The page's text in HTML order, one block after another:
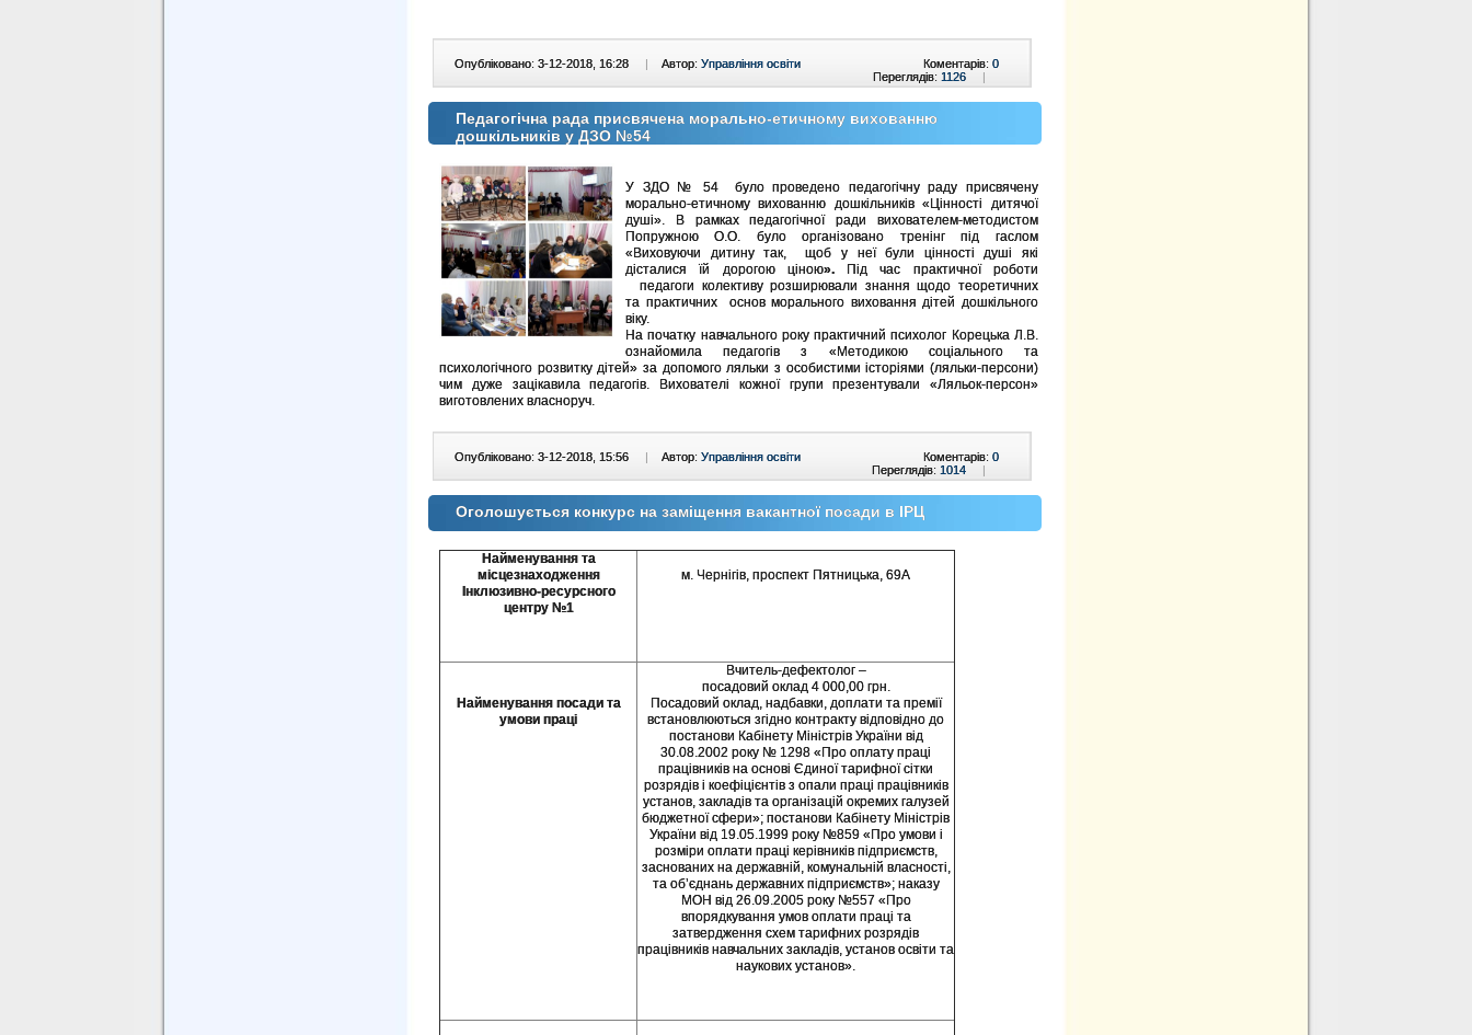
Опубліковано: 3-12-2018, 16:28 | Автор: Управління освіти Коментарів: 0
Переглядів: 1126 |
Педагогічна рада присвячена морально-етичному вихованню
дошкільників у ДЗО №54
У ЗДО № 54 було проведено педагогічну раду присвячену
морально-етичному вихованню дошкільників «Цінності дитячої
душі». В рамках педагогічної ради вихователем-методистом
Попружною О.О. було організовано тренінг під гаслом
«Виховуючи дитину так, щоб у неї були цінності душі які
дісталися їй дорогою ціною». Під час практичної роботи
педагоги колективу розширювали знання щодо теоретичних
та практичних основ морального виховання дітей дошкільного
віку.
На початку навчального року практичний психолог Корецька Л.В.
ознайомила педагогів з «Методикою соціального та
психологічного розвитку дітей» за допомого ляльки з особистими історіями (ляльки-персони)
чим дуже зацікавила педагогів. Вихователі кожної групи презентували «Ляльок-персон»
виготовлених власноруч.
Опубліковано: 3-12-2018, 15:56 | Автор: Управління освіти Коментарів: 0
Переглядів: 1014 |
Оголошується конкурс на заміщення вакантної посади в ІРЦ
Найменування та
місцезнаходження
Інклюзивно-ресурсного
центру №1
м. Чернігів, проспект Пятницька, 69А
Найменування посади та
умови праці
Вчитель-дефектолог –
посадовий оклад 4 000,00 грн.
Посадовий оклад, надбавки, доплати та премії
встановлюються згідно контракту відповідно до
постанови Кабінету Міністрів України від
30.08.2002 року № 1298 «Про оплату праці
працівників на основі Єдиної тарифної сітки
розрядів і коефіцієнтів з опали праці працівників
установ, закладів та організацій окремих галузей
бюджетної сфери»; постанови Кабінету Міністрів
України від 19.05.1999 року №859 «Про умови і
розміри оплати праці керівників підприємств,
заснованих на державній, комунальній власності,
та об’єднань державних підприємств»; наказу
МОН від 26.09.2005 року №557 «Про
впорядкування умов оплати праці та
затвердження схем тарифних розрядів
працівників навчальних закладів, установ освіти та
наукових установ».